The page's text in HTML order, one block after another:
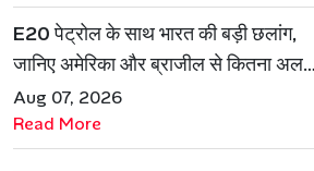
E20 पेट्रोल के साथ भारत की बड़ी छलांग,
जानिए अमेरिका और ब्राजील से कितना अलग
है एथेनॉल मॉडल
Aug 07, 2026
Read More